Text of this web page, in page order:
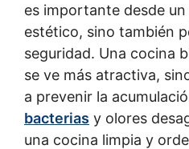
es importante desde
estético, sino también
seguridad. Una cocina
se ve más atractiva,
a prevenir la
bacterias y olores
una cocina limpia y